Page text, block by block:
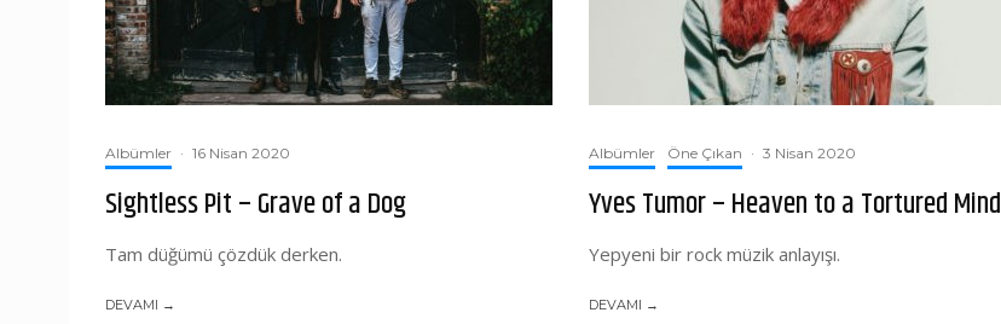
Albümler · 16 Nisan 2020
Sightless Pit – Grave of a Dog
Tam düğümü çözdük derken.
DEVAMI →
Albümler Öne Çıkan · 3 Nisan 2020
Yves Tumor – Heaven to a Tortured Mind
Yepyeni bir rock müzik anlayışı.
DEVAMI →